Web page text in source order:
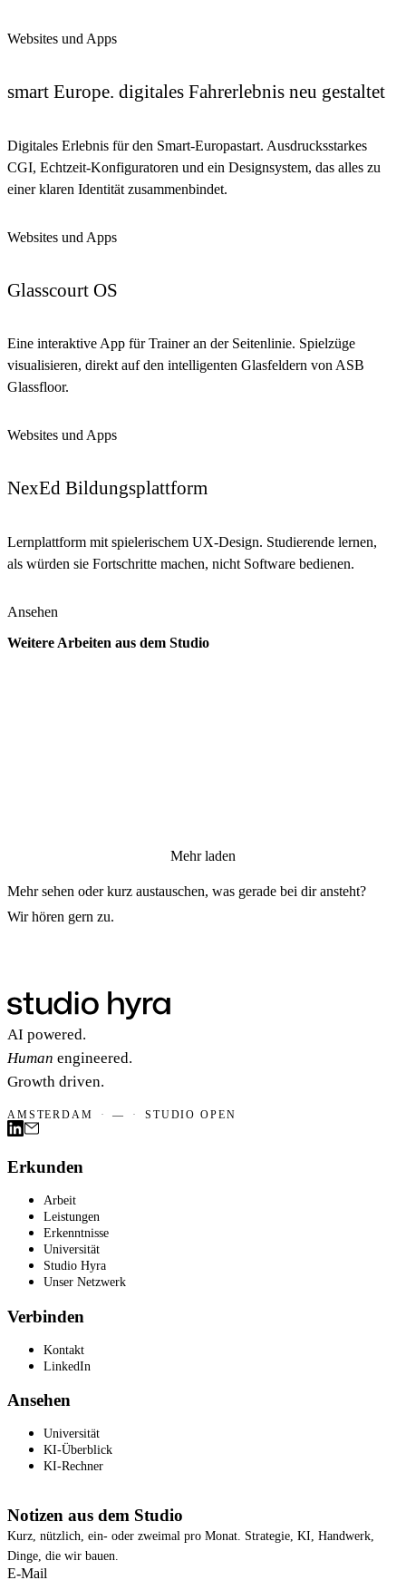
Websites und Apps
smart Europe. digitales Fahrerlebnis neu gestaltet
Digitales Erlebnis für den Smart-Europastart. Ausdrucksstarkes
CGI, Echtzeit-Konfiguratoren und ein Designsystem, das alles zu
einer klaren Identität zusammenbindet.
Websites und Apps
Glasscourt OS
Eine interaktive App für Trainer an der Seitenlinie. Spielzüge
visualisieren, direkt auf den intelligenten Glasfeldern von ASB
Glassfloor.
Websites und Apps
NexEd Bildungsplattform
Lernplattform mit spielerischem UX-Design. Studierende lernen,
als würden sie Fortschritte machen, nicht Software bedienen.
Ansehen
Weitere Arbeiten aus dem Studio
Mehr laden
Mehr sehen oder kurz austauschen, was gerade bei dir ansteht?
Wir hören gern zu.
AI powered.
Human engineered.
Growth driven.
AMSTERDAM · — · STUDIO OPEN
Erkunden
Arbeit
Leistungen
Erkenntnisse
Universität
Studio Hyra
Unser Netzwerk
Verbinden
Kontakt
LinkedIn
Ansehen
Universität
KI-Überblick
KI-Rechner
Notizen aus dem Studio
Kurz, nützlich, ein- oder zweimal pro Monat. Strategie, KI, Handwerk,
Dinge, die wir bauen.
E-Mail